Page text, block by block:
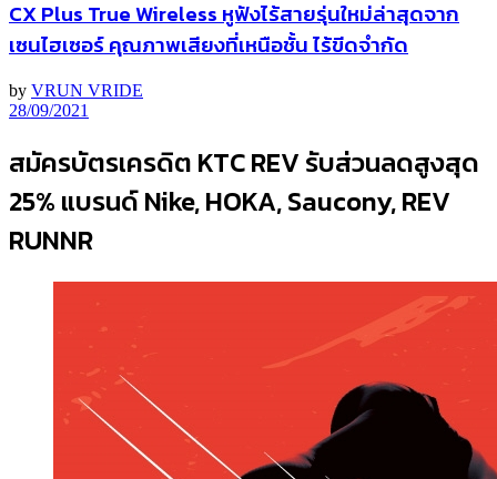
CX Plus True Wireless หูฟังไร้สายรุ่นใหม่ล่าสุดจาก
เซนไฮเซอร์ คุณภาพเสียงที่เหนือชั้น ไร้ขีดจำกัด
by VRUN VRIDE
28/09/2021
สมัครบัตรเครดิต KTC REV รับส่วนลดสูงสุด
25% แบรนด์ Nike, HOKA, Saucony, REV
RUNNR